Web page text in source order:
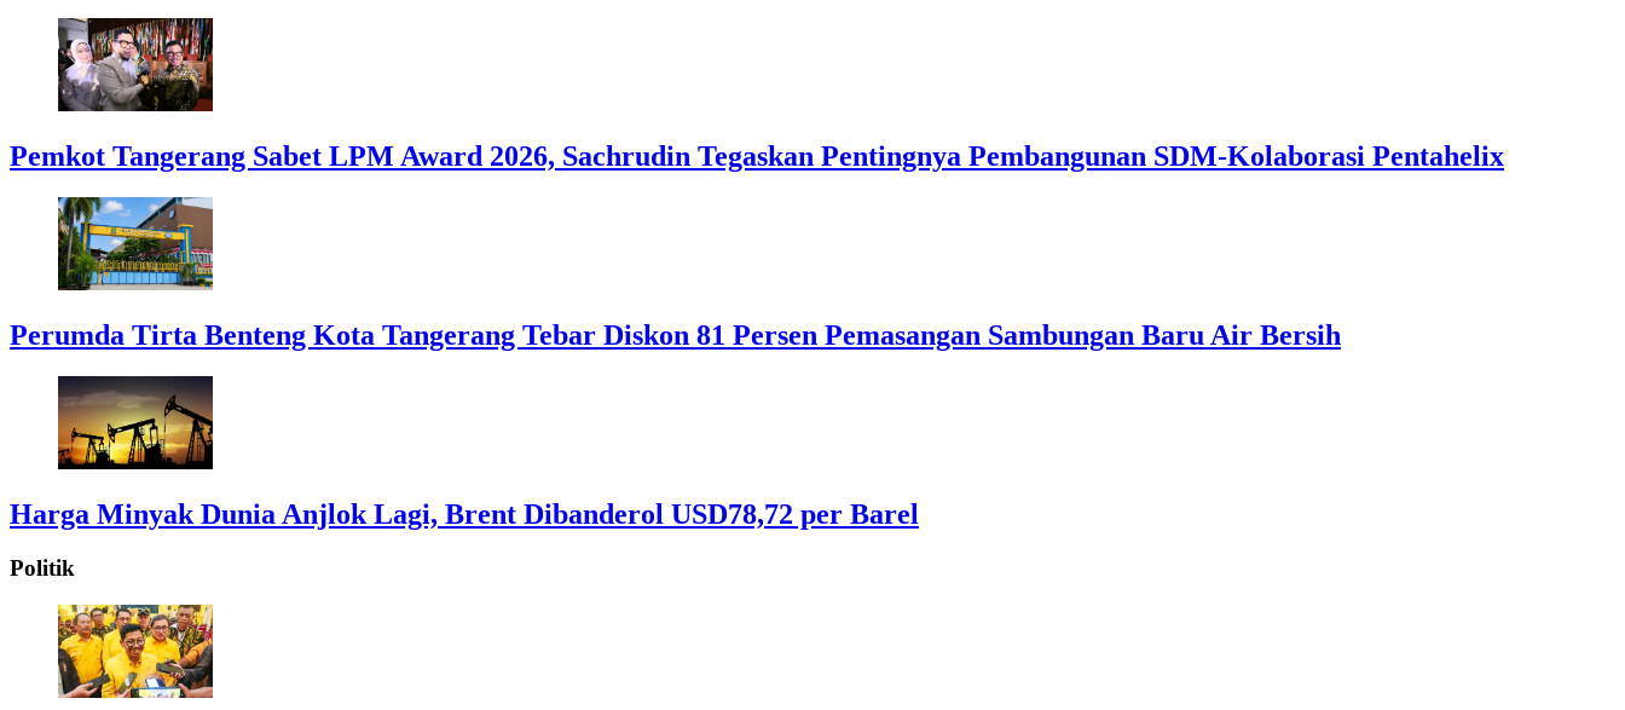
Pemkot Tangerang Sabet LPM Award 2026, Sachrudin Tegaskan Pentingnya Pembangunan SDM-Kolaborasi Pentahelix
Perumda Tirta Benteng Kota Tangerang Tebar Diskon 81 Persen Pemasangan Sambungan Baru Air Bersih
Harga Minyak Dunia Anjlok Lagi, Brent Dibanderol USD78,72 per Barel
Politik